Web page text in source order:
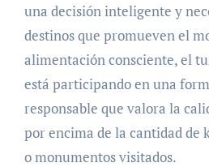
una decisión inteligente y
destinos que promueven el
alimentación consciente, el
está participando en una
responsable que valora la
por encima de la cantidad de
o monumentos visitados.